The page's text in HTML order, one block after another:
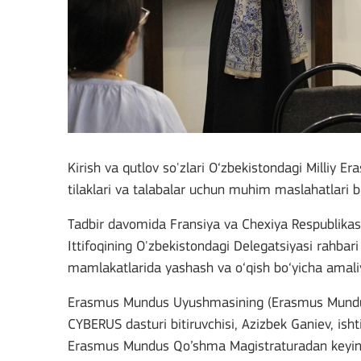
Kirish va qutlov so'zlari O‘zbekistondagi Milliy
tilaklari va talabalar uchun muhim maslahatlari
Tadbir davomida Fransiya va Chexiya
Ittifoqining O'zbekistondagi Delegatsiyasi
mamlakatlarida yashash va o‘qish bo‘yicha
Erasmus Mundus Uyushmasining (Erasmus
CYBERUS dasturi bitiruvchisi, Azizbek Ganiev,
Erasmus Mundus Qo’shma Magistraturadan